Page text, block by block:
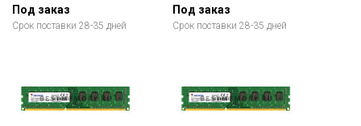
Под заказ
Срок поставки 28-35 дней
Под заказ
Срок поставки 28-35 дней